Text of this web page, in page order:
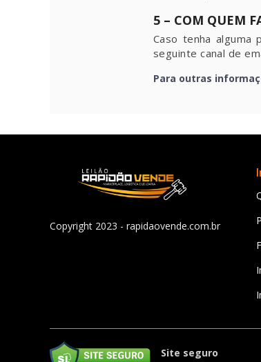
5 – COM QUEM
Caso tenha
seguinte canal de
Para outras
Copyright 2023 - rapidaovende.com.br
Site seguro